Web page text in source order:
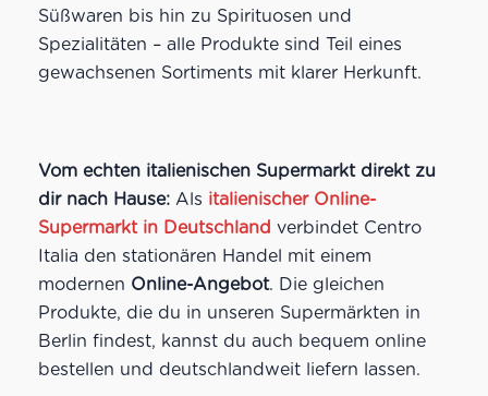
Süßwaren bis hin zu Spirituosen und
Spezialitäten – alle Produkte sind Teil eines
gewachsenen Sortiments mit klarer Herkunft.
Vom echten italienischen Supermarkt direkt zu
dir nach Hause:Als italienischer Online-
Supermarkt in Deutschland verbindet Centro
Italia den stationären Handel mit einem
modernen Online-Angebot. Die gleichen
Produkte, die du in unseren Supermärkten in
Berlin findest, kannst du auch bequem online
bestellen und deutschlandweit liefern lassen.